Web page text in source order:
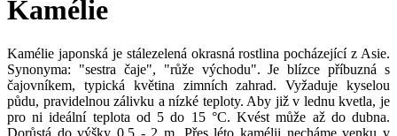
Kamélie
Kamélie japonská je stálezelená okrasná rostlina pocházející z Asie.
Synonyma: "sestra čaje", "růže východu". Je blízce příbuzná s
čajovníkem, typická květina zimních zahrad. Vyžaduje kyselou
půdu, pravidelnou zálivku a nízké teploty. Aby již v lednu kvetla, je
pro ni ideální teplota od 5 do 15 °C. Kvést může až do dubna.
Dorůstá do výšky 0,5 - 2 m. Přes léto kamélii necháme venku v